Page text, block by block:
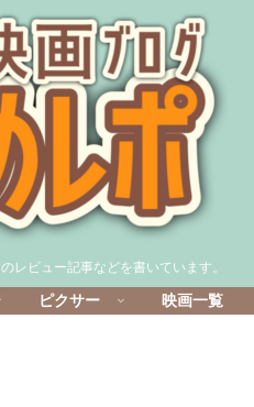
レビュー記事などを書いています。
ピクサー 映画一覧